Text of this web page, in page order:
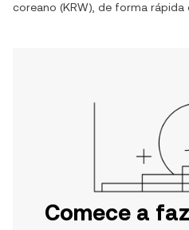
coreano (KRW), de forma rápida
Comece a